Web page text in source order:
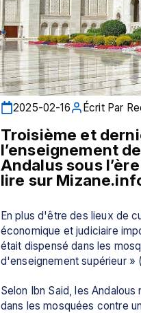
2025-02-16 Écrit Par
Troisième et
l’enseignement
Andalus sous
lire sur
En plus d'être des lieux de
économique et judiciaire
était dispensé dans les
d'enseignement supérieur »
Selon Ibn Said, les
dans les mosquées contre